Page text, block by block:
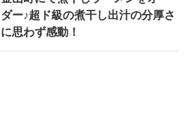
ダー♪超ド級の煮干し出汁の分厚さ
に思わず感動！